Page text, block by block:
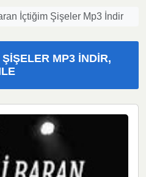
İçtiğim Şişeler Mp3 İndir
MP3 İNDIR,